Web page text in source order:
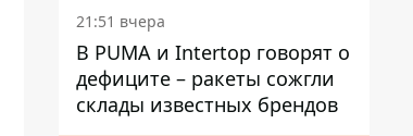
21:51 вчера
В PUMA и Intertop говорят о
дефиците – ракеты сожгли
склады известных брендов